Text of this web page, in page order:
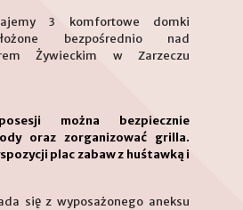
3 komfortowe domki
bezpośrednio nad
Żywieckim w Zarzeczu
można bezpiecznie
oraz zorganizować grilla.
plac zabaw z huśtawką i
się z wyposażonego aneksu